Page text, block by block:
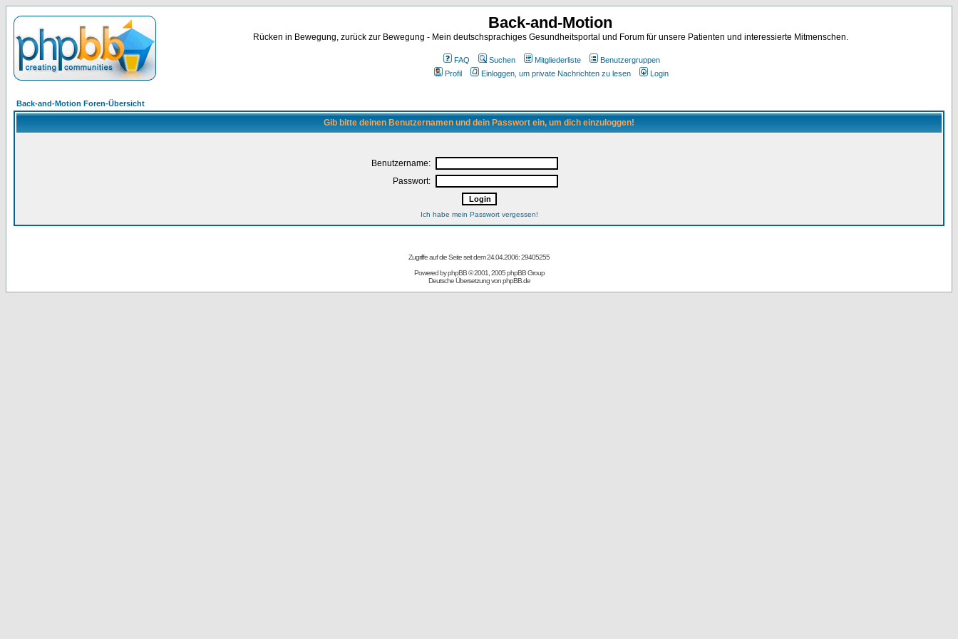
Back-and-Motion
Rücken in Bewegung, zurück zur Bewegung - Mein deutschsprachiges Gesundheitsportal und Forum für unsere Patienten und interessierte Mitmenschen.
FAQ Suchen Mitgliederliste
Benutzergruppen
Profil
Einloggen, um private Nachrichten zu lesen Login
Back-and-Motion Foren-Übersicht
Gib bitte deinen Benutzernamen und dein Passwort ein, um dich einzuloggen!
Benutzername:
Passwort:
Ich habe mein Passwort vergessen!
Zugriffe auf die Seite seit dem 24.04.2006: 29405255
Powered byphpBB© 2001, 2005 phpBB Group
Deutsche Übersetzung vonphpBB.de